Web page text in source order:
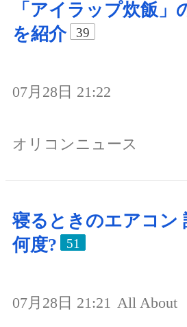
「アイラップ炊飯」
を紹介
39
07月28日 21:22
オリコンニュース
寝るときのエアコン
何度?
51
07月28日 21:21 All About